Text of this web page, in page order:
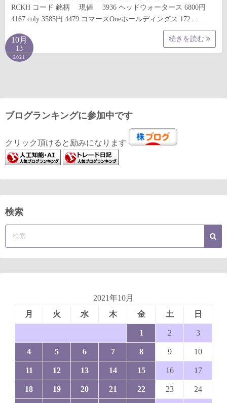
RCKH コード 銘柄 現値 3936 ヘッドウォータース 6800円
4167 coly 3585円 4479 コマースOneホールディングス 172…
続きを読む
10月
13
2021
ブログランキングに参加中です
クリック頂けると励みになります
検索
2021年10月
月
火 水 木 金 土 日
1 2 3
4 5 6 7 8 9 10
11 12 13 14 15 16 17
18 19 20 21 22 23 24